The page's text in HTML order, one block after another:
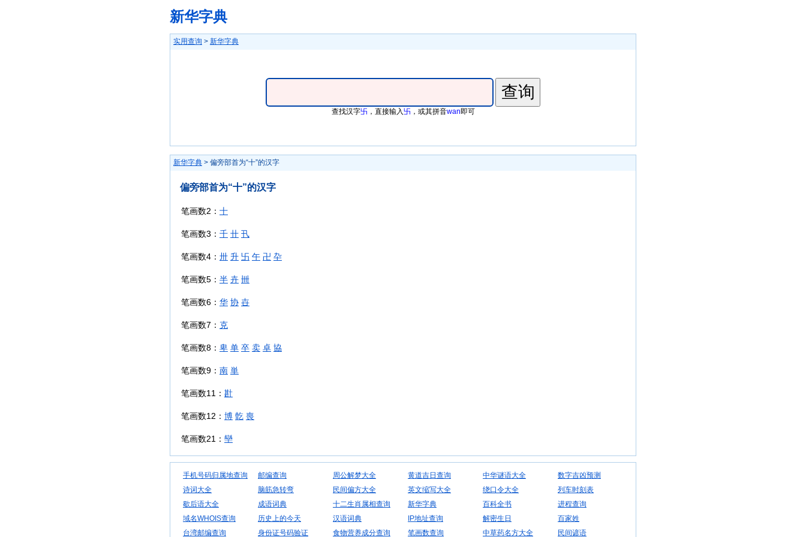
新华字典
实用查询 > 新华字典
查找汉字卐 ，直接输入卐 ，或其拼音wan即可
新华字典 > 偏旁部首为“十”的汉字
偏旁部首为“十”的汉字
笔画数2： 十
笔画数3： 千 卄 卂
笔画数4： 卅 升 卐 午 卍 卆
笔画数5： 半 卉 卌
笔画数6： 华 协 卋
笔画数7： 克
笔画数8： 卑 单 卒 卖 卓 協
笔画数9： 南 単
笔画数11： 卙
笔画数12： 博 亁 喪
笔画数21： 卛
手机号码归属地查询 邮编查询 周公解梦大全 黄道吉日查询 中华谜语大全
数字吉凶预测
诗词大全
脑筋急转弯 民间偏方大全 英文缩写大全 绕口令大全
列车时刻表
歇后语大全
成语词典 十二生肖属相查询 新华字典 百科全书
进程查询
域名WHOIS查询
历史上的今天 汉语词典 IP地址查询 解密生日
百家姓
台湾邮编查询
身份证号码验证 食物营养成分查询 笔画数查询 中草药名方大全 民间谚语